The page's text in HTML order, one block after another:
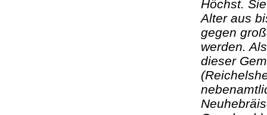
Höchst.
Alter aus
gegen
werden.
dieser